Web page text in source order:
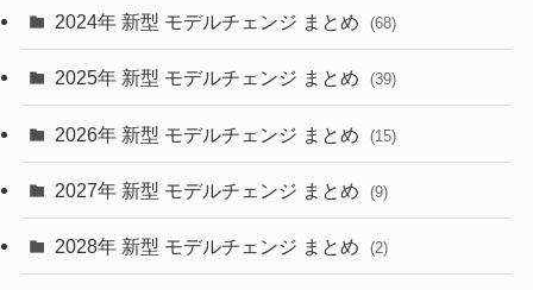
(4)
(9)
(4)
(1)
2024年 新型 モデルチェンジ まとめ (68)
2025年 新型 モデルチェンジ まとめ (39)
2026年 新型 モデルチェンジ まとめ (15)
2027年 新型 モデルチェンジ まとめ (9)
2028年 新型 モデルチェンジ まとめ (2)